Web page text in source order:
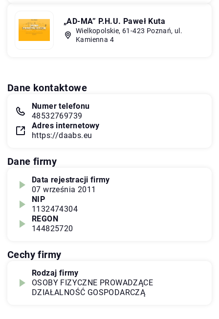
„AD-MA” P.H.U. Paweł Kuta
Wielkopolskie, 61-423 Poznań, ul.
Kamienna 4
Dane kontaktowe
Numer telefonu
48532769739
Adres internetowy
https://daabs.eu
Dane firmy
Data rejestracji firmy
07 września 2011
NIP
1132474304
REGON
144825720
Cechy firmy
Rodzaj firmy
OSOBY FIZYCZNE PROWADZĄCE
DZIAŁALNOŚĆ GOSPODARCZĄ